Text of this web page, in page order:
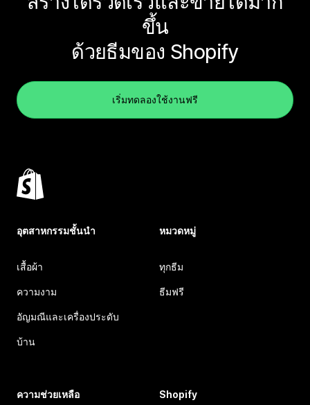
ขึ้น
ด้วยธีมของ Shopify
เริ่มทดลองใช้งานฟรี
อุตสาหกรรมชั้นนำ
เสื้อผ้า
ความงาม
อัญมณีและเครื่องประดับ
บ้าน
หมวดหมู่
ทุกธีม
ธีมฟรี
ความช่วยเหลือ Shopify